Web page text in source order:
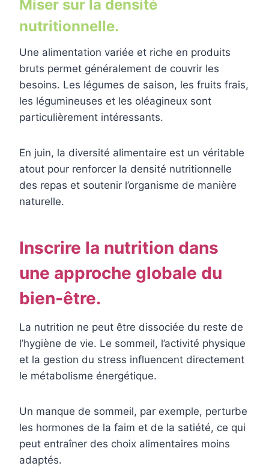
Miser sur la densité
nutritionnelle.
Une alimentation variée et riche en produits
bruts permet généralement de couvrir les
besoins. Les légumes de saison, les fruits frais,
les légumineuses et les oléagineux sont
particulièrement intéressants.
En juin, la diversité alimentaire est un véritable
atout pour renforcer la densité nutritionnelle
des repas et soutenir l’organisme de manière
naturelle.
Inscrire la nutrition dans
une approche globale du
bien-être.
La nutrition ne peut être dissociée du reste de
l’hygiène de vie. Le sommeil, l’activité physique
et la gestion du stress influencent directement
le métabolisme énergétique.
Un manque de sommeil, par exemple, perturbe
les hormones de la faim et de la satiété, ce qui
peut entraîner des choix alimentaires moins
adaptés.